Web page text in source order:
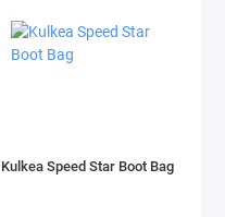
Kulkea Speed Star Boot Bag